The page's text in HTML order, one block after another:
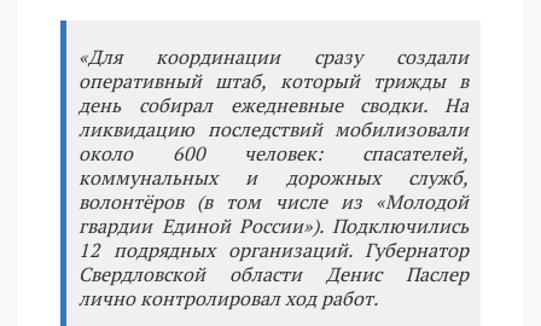
«Для координации сразу создали
оперативный штаб, который трижды в
день собирал ежедневные сводки. На
ликвидацию последствий мобилизовали
около 600 человек: спасателей,
коммунальных и дорожных служб,
волонтёров (в том числе из «Молодой
гвардии Единой России»). Подключились
12 подрядных организаций. Губернатор
Свердловской области Денис Паслер
лично контролировал ход работ.